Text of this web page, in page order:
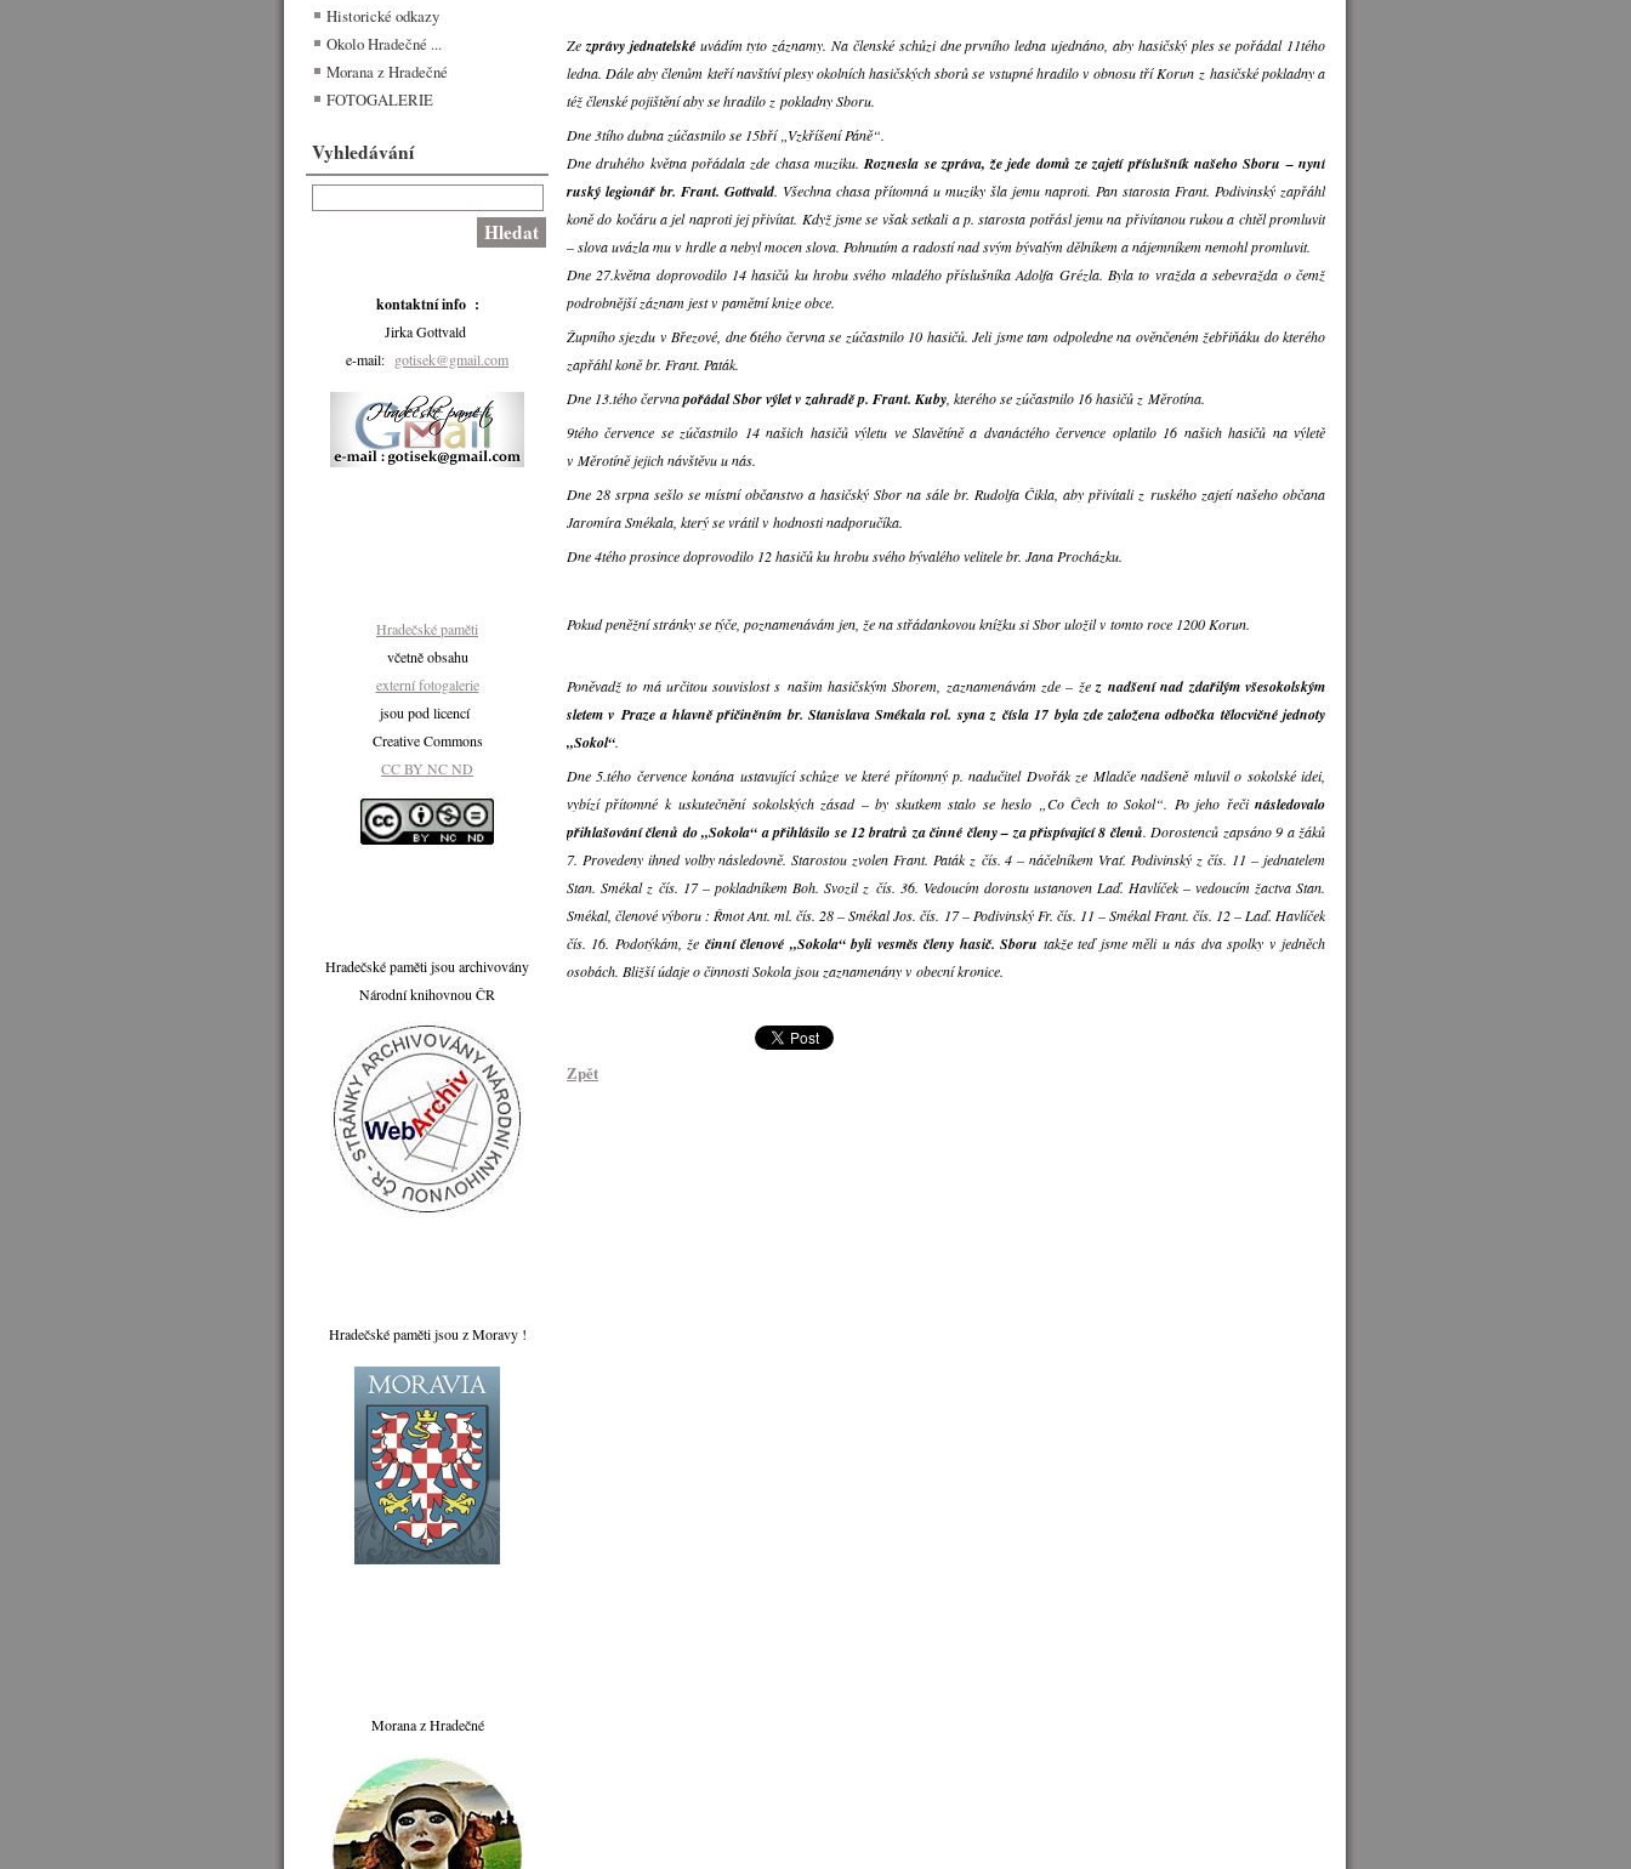
Ze zprávy jednatelskéuvádím tyto záznamy. Na členské schůzi dne prvního ledna ujednáno, aby hasičský ples se pořádal 11tého
ledna. Dále aby členům kteří navštíví plesy okolních hasičských sborů se vstupné hradilo v obnosu tří Korun z hasičské pokladny a
též členské pojištění aby se hradilo z pokladny Sboru.
Dne 3tího dubna zúčastnilo se 15bří „Vzkříšení Páně“.
Dne druhého května pořádala zde chasa muziku.Roznesla se zpráva, že jede domů ze zajetí příslušník našeho Sboru – nyní
ruský legionář br. Frant. Gottvald. Všechna chasa přítomná u muziky šla jemu naproti. Pan starosta Frant. Podivinský zapřáhl
koně do kočáru a jel naproti jej přivítat. Když jsme se však setkali a p. starosta potřásl jemu na přivítanou rukou a chtěl promluvit
– slova uvázla mu v hrdle a nebyl mocen slova. Pohnutím a radostí nad svým bývalým dělníkem a nájemníkem nemohl promluvit.
Dne 27.května doprovodilo 14 hasičů ku hrobu svého mladého příslušníka Adolfa Grézla. Byla to vražda a sebevražda o čemž
podrobnější záznam jest v pamětní knize obce.
Župního sjezdu v Březové, dne 6tého června se zúčastnilo 10 hasičů. Jeli jsme tam odpoledne na ověnčeném žebřiňáku do kterého
zapřáhl koně br. Frant. Paták.
Dne 13.tého červnapořádal Sbor výlet v zahradě p. Frant. Kuby , kterého se zúčastnilo 16 hasičů z Měrotína.
9tého července se zúčastnilo 14 našich hasičů výletu ve Slavětíně a dvanáctého července oplatilo 16 našich hasičů na výletě
v Měrotíně jejich návštěvu u nás.
Dne 28 srpna sešlo se místní občanstvo a hasičský Sbor na sále br. Rudolfa Čikla, aby přivítali z ruského zajetí našeho občana
Jaromíra Smékala, který se vrátil v hodnosti nadporučíka.
Dne 4tého prosince doprovodilo 12 hasičů ku hrobu svého bývalého velitele br. Jana Procházku.
Pokud peněžní stránky se týče, poznamenávám jen, že na střádankovou knížku si Sbor uložil v tomto roce 1200 Korun.
Poněvadž to má určitou souvislost s našim hasičským Sborem, zaznamenávám zde – že z nadšení nad zdařilým všesokolským
sletem v Praze a hlavně přičiněním br. Stanislava Smékala rol. syna z čísla 17 byla zde založena odbočka tělocvičné jednoty
„Sokol“.
Dne 5.tého července konána ustavující schůze ve které přítomný p. nadučitel Dvořák ze Mladče nadšeně mluvil o sokolské idei,
vybízí přítomné k uskutečnění sokolských zásad – by skutkem stalo se heslo „Co Čech to Sokol“. Po jeho řeči následovalo
přihlašování členů do „Sokola“ a přihlásilo se 12 bratrů za činné členy – za přispívající 8 členů. Dorostenců zapsáno 9 a žáků
7. Provedeny ihned volby následovně. Starostou zvolen Frant. Paták z čís. 4 – náčelníkem Vrať. Podivinský z čís. 11 – jednatelem
Stan. Smékal z čís. 17 – pokladníkem Boh. Svozil z čís. 36. Vedoucím dorostu ustanoven Laď. Havlíček – vedoucím žactva Stan.
Smékal, členové výboru : Řmot Ant. ml. čís. 28 – Smékal Jos. čís. 17 – Podivinský Fr. čís. 11 – Smékal Frant. čís. 12 – Laď. Havlíček
čís. 16. Podotýkám, že činní členové „Sokola“ byli vesměs členy hasič. Sboru takže teď jsme měli u nás dva spolky v jedněch
osobách. Bližší údaje o činnosti Sokola jsou zaznamenány v obecní kronice.
Zpět
Historické odkazy
Okolo Hradečné ...
Morana z Hradečné
FOTOGALERIE
Vyhledávání
kontaktní info :
Jirka Gottvald
e-mail: gotisek@gmail.com
Hradečské paměti
včetně obsahu
externí fotogalerie
jsou pod licencí
Creative Commons
CC BY NC ND
Hradečské paměti jsou archivovány
Národní knihovnou ČR
Hradečské paměti jsou z Moravy !
Morana z Hradečné